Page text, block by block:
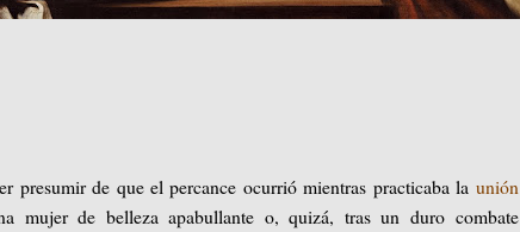
presumir de que el percance ocurrió mientras practicaba la unión
mujer de belleza apabullante o, quizá, tras un duro combate